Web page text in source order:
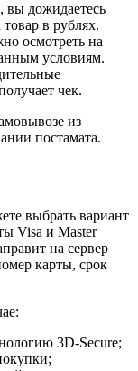
дожидаетесь
в рублях.
осмотреть на
условиям.
чек.
из
постамата.
выбрать вариант
Visa и Master
на сервер
карты, срок
3D-Secure;